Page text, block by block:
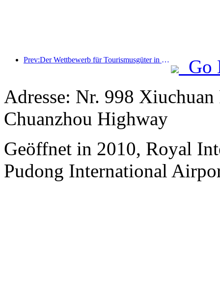
Prev:Der Wettbewerb für Tourismusgüter in China wurde erfolgreich in Xiangtan, Hunan, abgehalten.
Go
Adresse: Nr. 998
Chuanzhou Highway
Geöffnet in 2010, Royal
Pudong International